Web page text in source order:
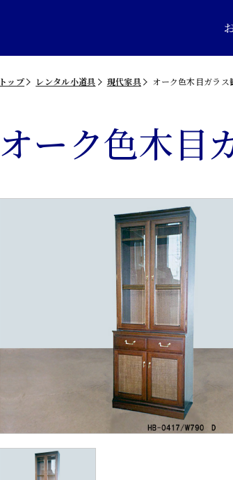
トップ レンタル小道具 現代家具 オーク色木目ガラス
オーク色木目